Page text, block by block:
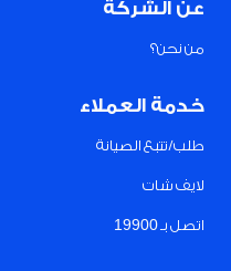
عن الشركة
من نحن؟
خدمة العملاء
طلب/تتبع الصيانة
لايف شات
اتصل بـ 19900